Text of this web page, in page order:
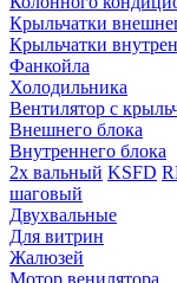
Крыльчатки
Крыльчатки
Фанкойла
Холодильника
Вентилятор с
Внешнего блока
Внутреннего блока
2х вальный KSFD
шаговый
Двухвальные
Для витрин
Жалюзей
Мотор венилятора